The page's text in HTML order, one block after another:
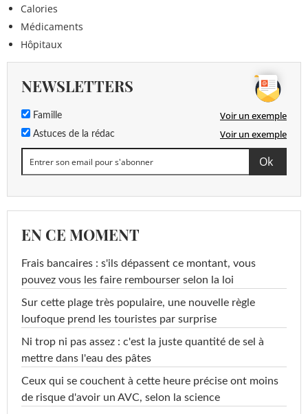
Calories
Médicaments
Hôpitaux
NEWSLETTERS
Famille Voir un exemple
Astuces de la rédac Voir un exemple
EN CE MOMENT
Frais bancaires : s'ils dépassent ce montant, vous
pouvez vous les faire rembourser selon la loi
Sur cette plage très populaire, une nouvelle règle
loufoque prend les touristes par surprise
Ni trop ni pas assez : c'est la juste quantité de sel à
mettre dans l'eau des pâtes
Ceux qui se couchent à cette heure précise ont moins
de risque d'avoir un AVC, selon la science